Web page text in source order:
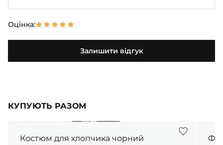
Оцінка:
Залишити відгук
КУПУЮТЬ РАЗОМ
Костюм для хлопчика чорний